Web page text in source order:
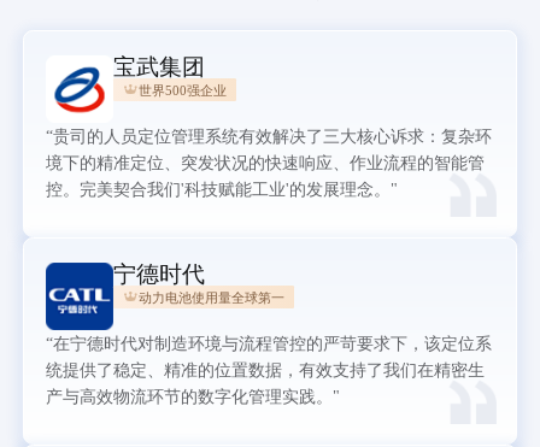
宝武集团
世界500强企业
“贵司的人员定位管理系统有效解决了三大核心诉求：复杂环
境下的精准定位、突发状况的快速响应、作业流程的智能管
控。完美契合我们'科技赋能工业'的发展理念。"
宁德时代
动力电池使用量全球第一
“在宁德时代对制造环境与流程管控的严苛要求下，该定位系
统提供了稳定、精准的位置数据，有效支持了我们在精密生
产与高效物流环节的数字化管理实践。"